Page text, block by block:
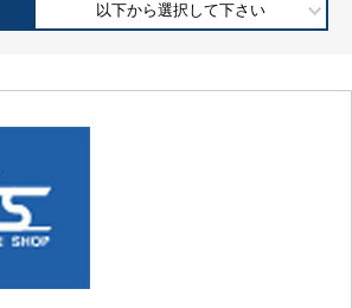
以下から選択して下さい